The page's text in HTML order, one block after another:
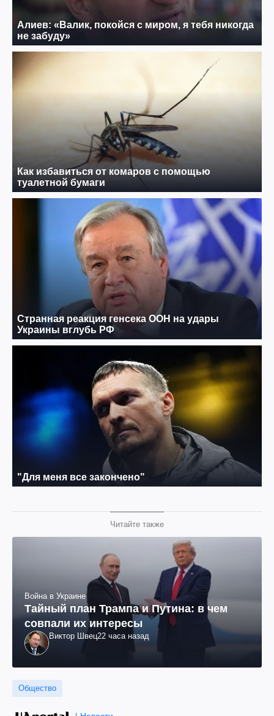
Читайте также
Война в Украине
Тайный план Трампа и Путина: в чем
совпали их интересы
Виктор Швец22 часа назад
Общество